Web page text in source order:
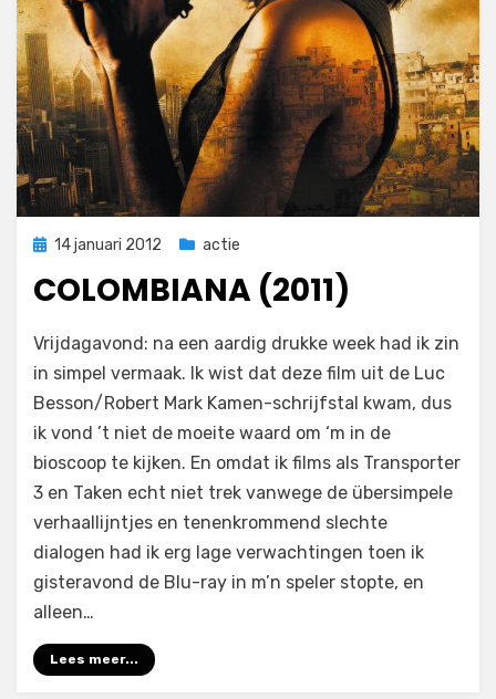
Geplaatst
14 januari 2012 actie
COLOMBIANA (2011)
door Filmofiel.nl
5 reacties
op
(2011)
Vrijdagavond: na een aardig drukke week had ik zin
in simpel vermaak. Ik wist dat deze film uit de Luc
Besson/Robert Mark Kamen-schrijfstal kwam, dus
ik vond ’t niet de moeite waard om ‘m in de
bioscoop te kijken. En omdat ik films als Transporter
3 en Taken echt niet trek vanwege de übersimpele
verhaallijntjes en tenenkrommend slechte
dialogen had ik erg lage verwachtingen toen ik
gisteravond de Blu-ray in m’n speler stopte, en
alleen…
Lees meer...